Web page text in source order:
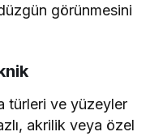
görünmesini
türleri ve yüzeyler
akrilik veya özel